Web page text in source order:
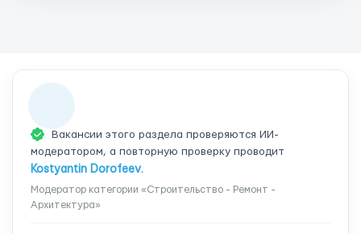
Вакансии этого раздела проверяются ИИ-
модератором, а повторную проверку проводит
Kostyantin Dorofeev.
Модератор категории «Строительство - Ремонт -
Архитектура»